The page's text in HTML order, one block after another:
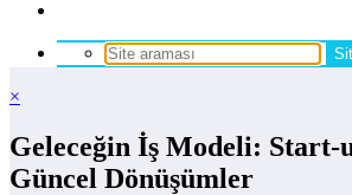
×
Geleceğin İş Modeli:
Güncel Dönüşümler